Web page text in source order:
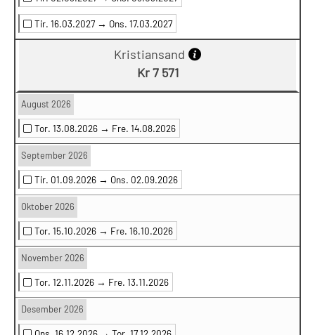
Tir. 16.03.2027 → Ons. 17.03.2027
Kristiansand
Kr 7 571
August 2026
Tor. 13.08.2026 → Fre. 14.08.2026
September 2026
Tir. 01.09.2026 → Ons. 02.09.2026
Oktober 2026
Tor. 15.10.2026 → Fre. 16.10.2026
November 2026
Tor. 12.11.2026 → Fre. 13.11.2026
Desember 2026